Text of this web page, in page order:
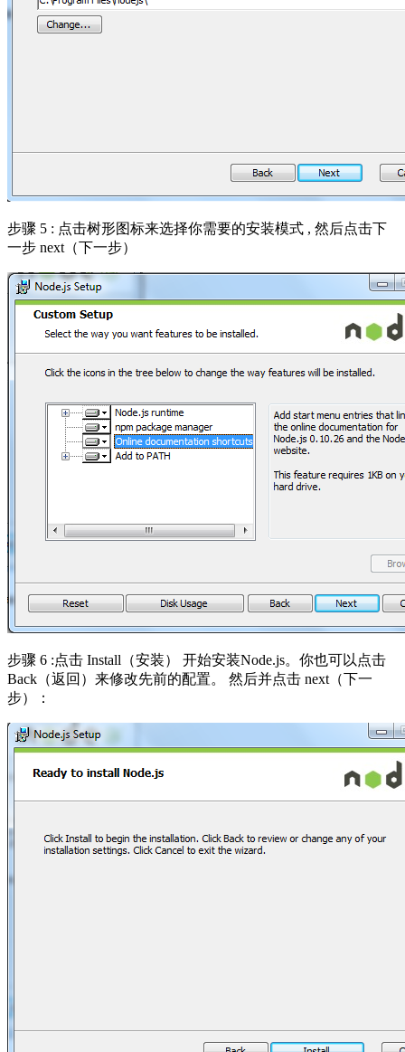
步骤 5 : 点击树形图标来选择你需要的安装模式 , 然后点击下
一步 next（下一步）
步骤 6 :点击 Install（安装） 开始安装Node.js。你也可以点击
Back（返回）来修改先前的配置。 然后并点击 next（下一
步）：